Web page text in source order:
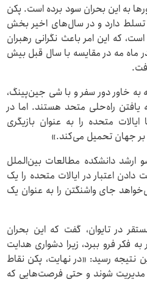
به این بحران سود برده است. پکن
تسلط دارد و در سال‌های اخیر بخش
که این امر باعث نگرانی رهبران
مه در مقایسه با سال قبل بیش
خاور دور سفر و با شی جین‌پینگ،
راه‌حلی متحد هستند. اما در
متحده را به عنوان بازیگری
بر جهان تحمیل می‌کند.»
ارشد دانشکده مطالعات بین‌الملل
دادن اعتبار در ایالات متحده را یک
جای واشنگتن را به عنوان یک
در تایوان، گفت که این بحران
فکر فرو ببرد، زیرا دشواری هدایت
نتیجه رسید: «در نهایت، پکن نقاط
مدیریت شوند و حتی فرصت‌هایی که